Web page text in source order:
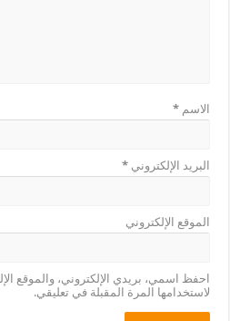
الاسم*
البريد الإلكتروني*
الموقع الإلكتروني
احفظ اسمي، بريدي الإلكتروني، والموقع
لاستخدامها المرة المقبلة في تعليقي.